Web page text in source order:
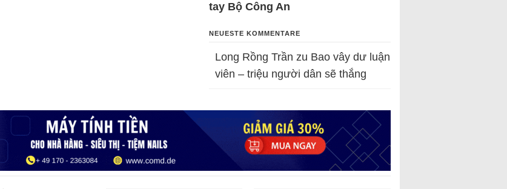
tay Bộ Công An
NEUESTE KOMMENTARE
Long Rồng Trần zu Bao vây dư luận
viên – triệu người dân sẽ thắng